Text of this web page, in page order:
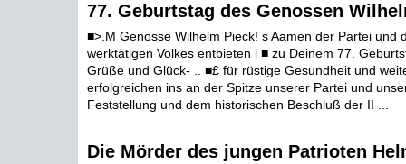
77. Geburtstag des Genossen
■>.M Genosse Wilhelm Pieck! s Aamen der Partei und
werktätigen Volkes entbieten i ■ zu Deinem 77.
Grüße und Glück- .. ■£ für rüstige Gesundheit und
erfolgreichen ins an der Spitze unserer Partei und
Feststellung und dem historischen Beschluß der II ...
Die Mörder des jungen Patrioten